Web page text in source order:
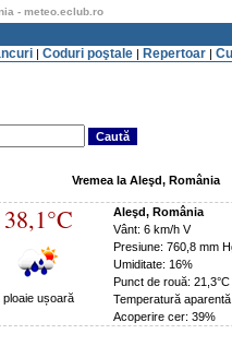
- meteo.eclub.ro
| Coduri poştale | Repertoar |
Vremea la Aleşd, România
38,1°C
ploaie ușoară
Aleşd, România
Vânt: 6 km/h V
Presiune: 760,8 mm
Umiditate: 16%
Punct de rouă: 21,3°C
Temperatură
Acoperire cer: 39%